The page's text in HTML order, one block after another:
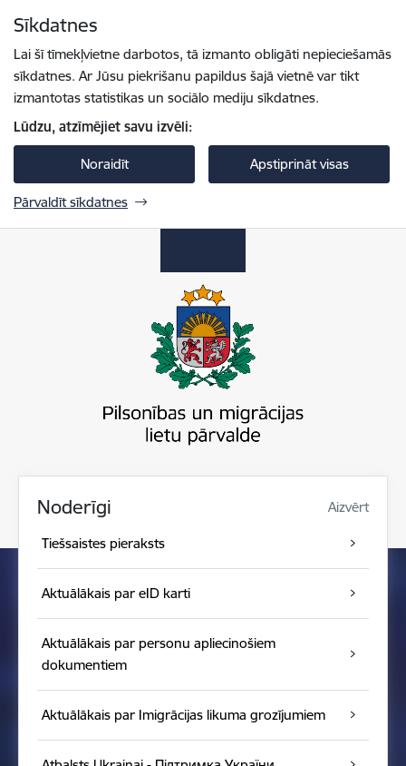
Sīkdatnes
Lai šī tīmekļvietne darbotos, tā izmanto obligāti nepieciešamās
sīkdatnes. Ar Jūsu piekrišanu papildus šajā vietnē var tikt
izmantotas statistikas un sociālo mediju sīkdatnes.
Lūdzu, atzīmējiet savu izvēli:
Noraidīt Apstiprināt visas
Pārvaldīt sīkdatnes
Noderīgi Aizvērt
Tiešsaistes pieraksts
Aktuālākais par eID karti
Aktuālākais par personu apliecinošiem
dokumentiem
Aktuālākais par Imigrācijas likuma grozījumiem